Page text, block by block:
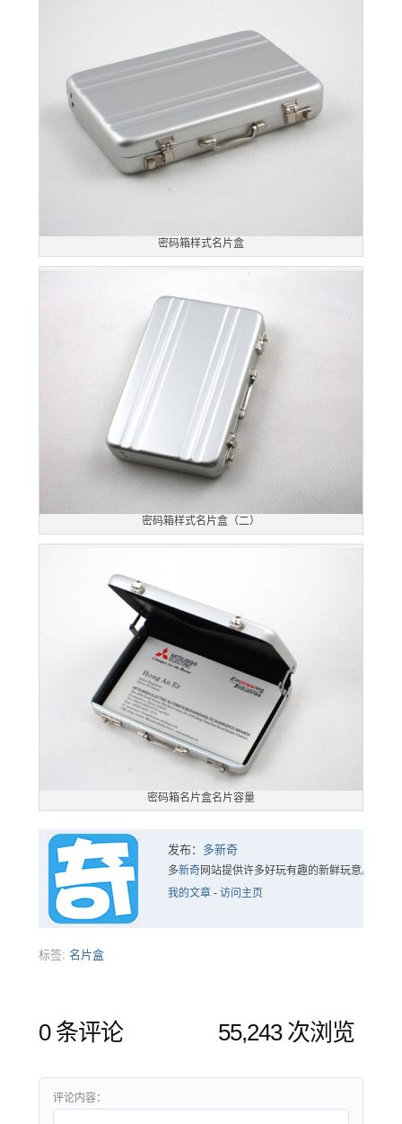
密码箱样式名片盒
密码箱样式名片盒（二）
密码箱名片盒名片容量
发布： 多新奇
多新奇网站提供许多好玩有趣的新鲜玩意。
我的文章- 访问主页
标签: 名片盒
0 条评论 55,243 次浏览
评论内容：